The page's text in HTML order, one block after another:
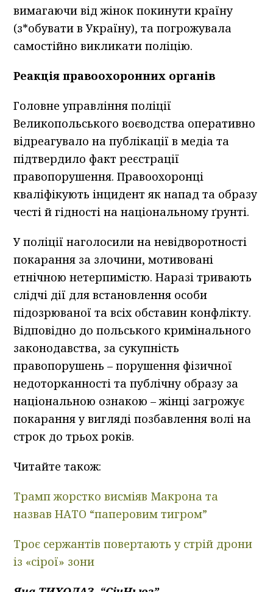
вимагаючи від жінок покинути країну
(з*обувати в Україну), та погрожувала
самостійно викликати поліцію.
Реакція правоохоронних органів
Головне управління поліції
Великопольського воєводства оперативно
відреагувало на публікації в медіа та
підтвердило факт реєстрації
правопорушення. Правоохоронці
кваліфікують інцидент як напад та образу
честі й гідності на національному ґрунті.
У поліції наголосили на невідворотності
покарання за злочини, мотивовані
етнічною нетерпимістю. Наразі тривають
слідчі дії для встановлення особи
підозрюваної та всіх обставин конфлікту.
Відповідно до польського кримінального
законодавства, за сукупність
правопорушень – порушення фізичної
недоторканності та публічну образу за
національною ознакою – жінці загрожує
покарання у вигляді позбавлення волі на
строк до трьох років.
Читайте також:
Трамп жорстко висміяв Макрона та
назвав НАТО “паперовим тигром”
Троє сержантів повертають у стрій дрони
із «сірої» зони